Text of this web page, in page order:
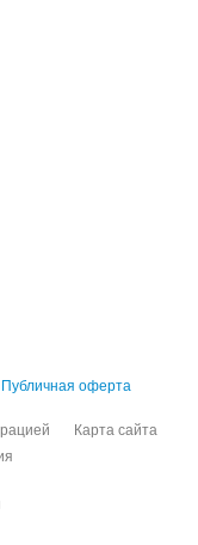
Публичная оферта
Карта сайта